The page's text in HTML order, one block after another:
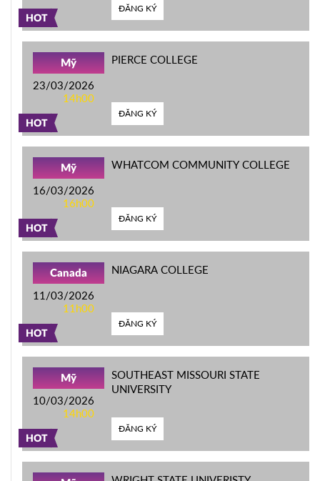
HOT
ĐĂNG KÝ
HOT
Mỹ
23/03/2026
14h00
PIERCE COLLEGE
ĐĂNG KÝ
HOT
Mỹ
16/03/2026
16h00
WHATCOM COMMUNITY COLLEGE
ĐĂNG KÝ
HOT
Canada
11/03/2026
11h00
NIAGARA COLLEGE
ĐĂNG KÝ
HOT
Mỹ
10/03/2026
14h00
SOUTHEAST MISSOURI STATE
UNIVERSITY
ĐĂNG KÝ